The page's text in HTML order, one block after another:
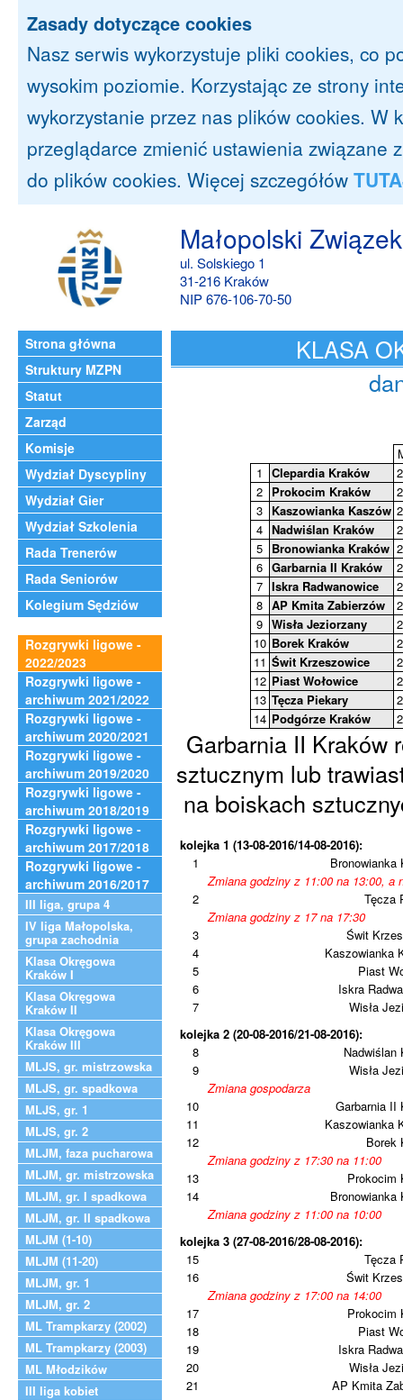
Zasady dotyczące cookies
Nasz serwis wykorzystuje pliki cookies, co
wysokim poziomie. Korzystając ze strony
wykorzystanie przez nas plików cookies. W
przeglądarce zmienić ustawienia związane
do plików cookies. Więcej szczegółów
Małopolski
ul. Solskiego 1
31-216 Kraków
NIP 676-106-70-50
Strona główna
Struktury MZPN
Statut
Zarząd
Komisje
Wydział Dyscypliny
Wydział Gier
Wydział Szkolenia
Rada Trenerów
Rada Seniorów
Kolegium Sędziów
Rozgrywki ligowe -
2022/2023
Rozgrywki ligowe -
archiwum 2021/2022
Rozgrywki ligowe -
archiwum 2020/2021
Rozgrywki ligowe -
archiwum 2019/2020
Rozgrywki ligowe -
archiwum 2018/2019
Rozgrywki ligowe -
archiwum 2017/2018
Rozgrywki ligowe -
archiwum 2016/2017
III liga, grupa 4
IV liga Małopolska,
grupa zachodnia
Klasa Okręgowa
Kraków I
Klasa Okręgowa
Kraków II
Klasa Okręgowa
Kraków III
MLJS, gr. mistrzowska
MLJS, gr. spadkowa
MLJS, gr. 1
MLJS, gr. 2
MLJM, faza pucharowa
MLJM, gr. mistrzowska
MLJM, gr. I spadkowa
MLJM, gr. II spadkowa
MLJM (1-10)
MLJM (11-20)
MLJM, gr. 1
MLJM, gr. 2
ML Trampkarzy (2002)
ML Trampkarzy (2003)
ML Młodzików
III liga kobiet
KLASA
1
Clepardia Kraków
2 Prokocim Kraków
3 Kaszowianka Kaszów
4 Nadwiślan Kraków
5 Bronowianka Kraków
6 Garbarnia II Kraków
7 Iskra Radwanowice
8 AP Kmita Zabierzów
9 Wisła Jeziorzany
10 Borek Kraków
11 Świt Krzeszowice
12 Piast Wołowice
13 Tęcza Piekary
14 Podgórze Kraków
Garbarnia II Kraków
sztucznym lub
na boiskach
kolejka 1 (13-08-2016/14-08-2016):
1
Bronowianka
Zmiana godziny z 11:00 na 13:00, a
2
Tęcza
Zmiana godziny z 17 na 17:30
3
Świt
4
Kaszowianka
5
Piast
6
Iskra
7
Wisła
kolejka 2 (20-08-2016/21-08-2016):
8
Nadwiślan
9
Wisła
Zmiana gospodarza
10
Garbarnia II
11
Kaszowianka
12
Borek
Zmiana godziny z 17:30 na 11:00
13
Prokocim
14
Bronowianka
Zmiana godziny z 11:00 na 10:00
kolejka 3 (27-08-2016/28-08-2016):
15
Tęcza
16
Świt
Zmiana godziny z 17:00 na 14:00
17
Prokocim
18
Piast
19
Iskra
20
Wisła
21
AP Kmita